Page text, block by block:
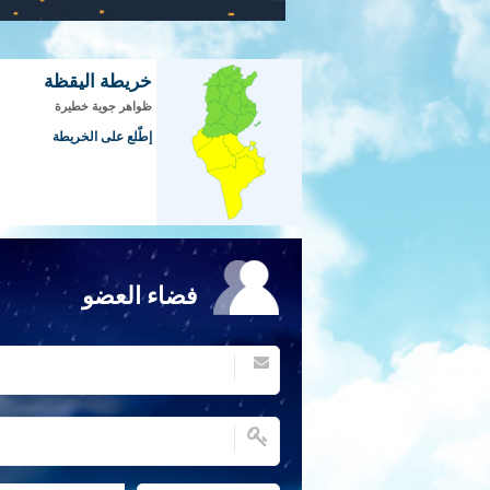
خريطة اليقظة
ظواهر جوية خطيرة
إطّلع على الخريطة
فضاء العضو